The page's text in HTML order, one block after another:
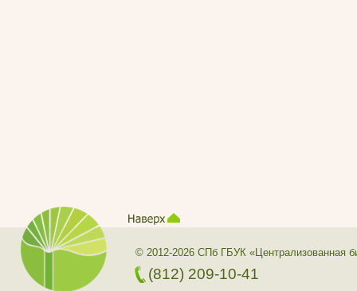
© 2012-2026 СПб ГБУК «Централизованная
(812) 209-10-41